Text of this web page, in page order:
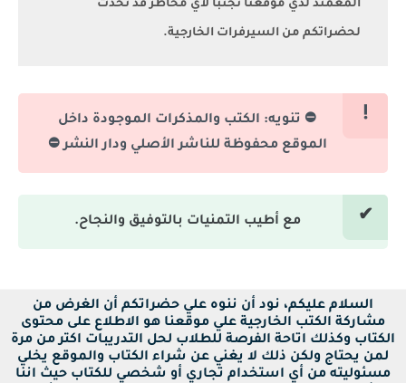
المُعمتد لدي موقعنا تجنبا لأي مخاطر قد تحدث
لحضراتكم من السيرفرات الخارجية.
⛔ تنويه: الكتب والمذكرات الموجودة داخل
الموقع محفوظة للناشر الأصلي ودار النشر ⛔
مع أطيب التمنيات بالتوفيق والنجاح.
السلام عليكم، نود أن ننوه علي حضراتكم أن الغرض من
مشاركة الكتب الخارجية علي موقعنا هو الاطلاع على محتوى
الكتاب وكذلك اتاحة الفرصة للطلاب لحل التدريبات اكتر من مرة
لمن يحتاج ولكن ذلك لا يغني عن شراء الكتاب والموقع يخلي
مسئوليته من أي استخدام تجاري أو شخصي للكتاب حيث اننا